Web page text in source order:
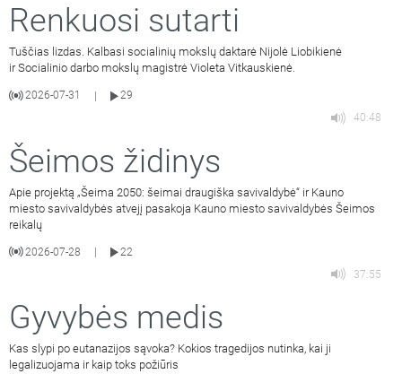
Renkuosi sutarti
Tuščias lizdas. Kalbasi socialinių mokslų daktarė Nijolė Liobikienė
ir Socialinio darbo mokslų magistrė Violeta Vitkauskienė.
2026-07-31
29
40:48
Šeimos židinys
Apie projektą „Šeima 2050: šeimai draugiška savivaldybė“ ir Kauno
miesto savivaldybės atvejį pasakoja Kauno miesto savivaldybės Šeimos
reikalų
2026-07-28
22
37:55
Gyvybės medis
Kas slypi po eutanazijos sąvoka? Kokios tragedijos nutinka, kai ji
legalizuojama ir kaip toks požiūris